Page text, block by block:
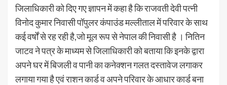
जिलाधिकारी को दिए गए ज्ञापन में कहा है कि राजवती देवी पत्नी
विनोद कुमार निवासी पॉपुलर कंपाउंड मल्लीताल में परिवार के साथ
कई वर्षों से रह रही है,जो मूल रूप से नेपाल की निवासी है । नितिन
जाटव ने पत्र के माध्यम से जिलाधिकारी को बताया कि इनके द्वारा
अपने घर में बिजली व पानी का कनेक्शन गलत दस्तावेज लगाकर
लगाया गया है एवं राशन कार्ड व अपने परिवार के आधार कार्ड बना